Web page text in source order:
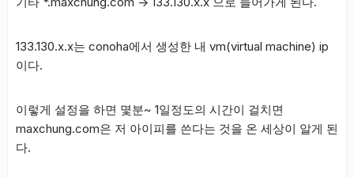
133.130.x.x는 conoha에서 생성한 내 vm(virtual machine) ip
이다.
이렇게 설정을 하면 몇분~ 1일정도의 시간이 걸치면
maxchung.com은 저 아이피를 쓴다는 것을 온 세상이 알게 된
다.